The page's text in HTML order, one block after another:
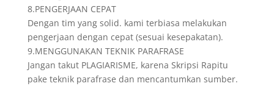
8.PENGERJAAN CEPAT
Dengan tim yang solid. kami terbiasa melakukan
pengerjaan dengan cepat (sesuai kesepakatan).
9.MENGGUNAKAN TEKNIK PARAFRASE
Jangan takut PLAGIARISME, karena Skripsi Rapitu
pake teknik parafrase dan mencantumkan sumber.